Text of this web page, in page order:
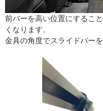
前バーを高い位置にするこ
くなります。
金具の角度でスライドバー